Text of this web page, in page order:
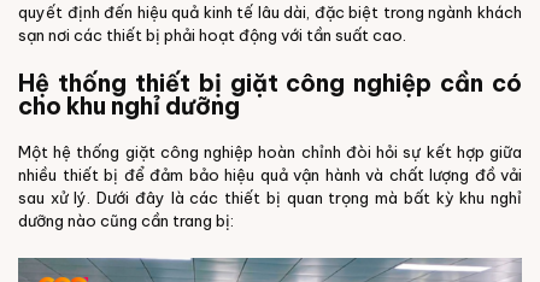
quyết định đến hiệu quả kinh tế lâu dài, đặc biệt trong ngành khách
sạn nơi các thiết bị phải hoạt động với tần suất cao.
Hệ thống thiết bị giặt công nghiệp cần có
cho khu nghỉ dưỡng
Một hệ thống giặt công nghiệp hoàn chỉnh đòi hỏi sự kết hợp giữa
nhiều thiết bị để đảm bảo hiệu quả vận hành và chất lượng đồ vải
sau xử lý. Dưới đây là các thiết bị quan trọng mà bất kỳ khu nghỉ
dưỡng nào cũng cần trang bị: